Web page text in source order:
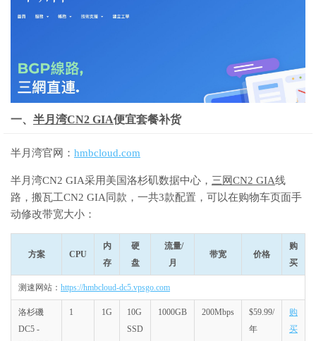
一、 半月湾CN2 GIA便宜套餐补货
半月湾官网： hmbcloud.com
半月湾CN2 GIA采用美国洛杉矶数据中心， 三网CN2 GIA线
路，搬瓦工CN2 GIA同款，一共3款配置，可以在购物车页面手
动修改带宽大小：
方案 CPU
内
存
硬
盘
流量/
月
带宽 价格
购
买
测速网站： https://hmbcloud-dc5.vpsgo.com
洛杉磯
DC5 -
1 1G
10G
SSD
1000GB 200Mbps
$59.99/
年
购
买